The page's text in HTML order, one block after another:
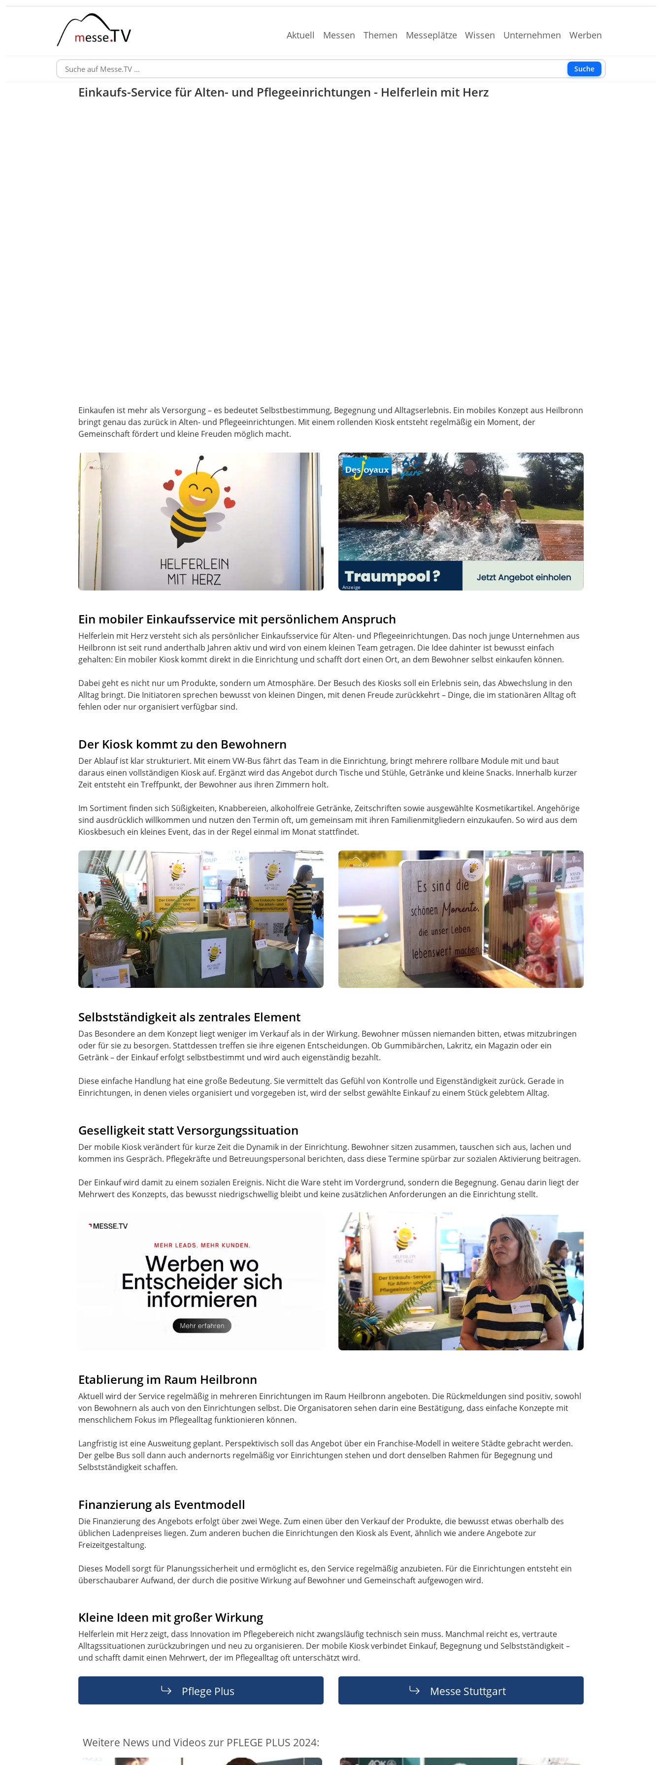
Aktuell Messen Themen Messeplätze Wissen Unternehmen Werben
Suche
Einkaufs-Service für Alten- und Pflegeeinrichtungen - Helferlein mit Herz
Einkaufen ist mehr als Versorgung – es bedeutet Selbstbestimmung, Begegnung und Alltagserlebnis. Ein mobiles Konzept aus Heilbronn
bringt genau das zurück in Alten- und Pflegeeinrichtungen. Mit einem rollenden Kiosk entsteht regelmäßig ein Moment, der
Gemeinschaft fördert und kleine Freuden möglich macht.
Anzeige
Ein mobiler Einkaufsservice mit persönlichem Anspruch
Helferlein mit Herz versteht sich als persönlicher Einkaufsservice für Alten- und Pflegeeinrichtungen. Das noch junge Unternehmen aus
Heilbronn ist seit rund anderthalb Jahren aktiv und wird von einem kleinen Team getragen. Die Idee dahinter ist bewusst einfach
gehalten: Ein mobiler Kiosk kommt direkt in die Einrichtung und schafft dort einen Ort, an dem Bewohner selbst einkaufen können.
Dabei geht es nicht nur um Produkte, sondern um Atmosphäre. Der Besuch des Kiosks soll ein Erlebnis sein, das Abwechslung in den
Alltag bringt. Die Initiatoren sprechen bewusst von kleinen Dingen, mit denen Freude zurückkehrt – Dinge, die im stationären Alltag oft
fehlen oder nur organisiert verfügbar sind.
Der Kiosk kommt zu den Bewohnern
Der Ablauf ist klar strukturiert. Mit einem VW-Bus fährt das Team in die Einrichtung, bringt mehrere rollbare Module mit und baut
daraus einen vollständigen Kiosk auf. Ergänzt wird das Angebot durch Tische und Stühle, Getränke und kleine Snacks. Innerhalb kurzer
Zeit entsteht ein Treffpunkt, der Bewohner aus ihren Zimmern holt.
Im Sortiment finden sich Süßigkeiten, Knabbereien, alkoholfreie Getränke, Zeitschriften sowie ausgewählte Kosmetikartikel. Angehörige
sind ausdrücklich willkommen und nutzen den Termin oft, um gemeinsam mit ihren Familienmitgliedern einzukaufen. So wird aus dem
Kioskbesuch ein kleines Event, das in der Regel einmal im Monat stattfindet.
Selbstständigkeit als zentrales Element
Das Besondere an dem Konzept liegt weniger im Verkauf als in der Wirkung. Bewohner müssen niemanden bitten, etwas mitzubringen
oder für sie zu besorgen. Stattdessen treffen sie ihre eigenen Entscheidungen. Ob Gummibärchen, Lakritz, ein Magazin oder ein
Getränk – der Einkauf erfolgt selbstbestimmt und wird auch eigenständig bezahlt.
Diese einfache Handlung hat eine große Bedeutung. Sie vermittelt das Gefühl von Kontrolle und Eigenständigkeit zurück. Gerade in
Einrichtungen, in denen vieles organisiert und vorgegeben ist, wird der selbst gewählte Einkauf zu einem Stück gelebtem Alltag.
Geselligkeit statt Versorgungssituation
Der mobile Kiosk verändert für kurze Zeit die Dynamik in der Einrichtung. Bewohner sitzen zusammen, tauschen sich aus, lachen und
kommen ins Gespräch. Pflegekräfte und Betreuungspersonal berichten, dass diese Termine spürbar zur sozialen Aktivierung beitragen.
Der Einkauf wird damit zu einem sozialen Ereignis. Nicht die Ware steht im Vordergrund, sondern die Begegnung. Genau darin liegt der
Mehrwert des Konzepts, das bewusst niedrigschwellig bleibt und keine zusätzlichen Anforderungen an die Einrichtung stellt.
Etablierung im Raum Heilbronn
Aktuell wird der Service regelmäßig in mehreren Einrichtungen im Raum Heilbronn angeboten. Die Rückmeldungen sind positiv, sowohl
von Bewohnern als auch von den Einrichtungen selbst. Die Organisatoren sehen darin eine Bestätigung, dass einfache Konzepte mit
menschlichem Fokus im Pflegealltag funktionieren können.
Langfristig ist eine Ausweitung geplant. Perspektivisch soll das Angebot über ein Franchise-Modell in weitere Städte gebracht werden.
Der gelbe Bus soll dann auch andernorts regelmäßig vor Einrichtungen stehen und dort denselben Rahmen für Begegnung und
Selbstständigkeit schaffen.
Finanzierung als Eventmodell
Die Finanzierung des Angebots erfolgt über zwei Wege. Zum einen über den Verkauf der Produkte, die bewusst etwas oberhalb des
üblichen Ladenpreises liegen. Zum anderen buchen die Einrichtungen den Kiosk als Event, ähnlich wie andere Angebote zur
Freizeitgestaltung.
Dieses Modell sorgt für Planungssicherheit und ermöglicht es, den Service regelmäßig anzubieten. Für die Einrichtungen entsteht ein
überschaubarer Aufwand, der durch die positive Wirkung auf Bewohner und Gemeinschaft aufgewogen wird.
Kleine Ideen mit großer Wirkung
Helferlein mit Herz zeigt, dass Innovation im Pflegebereich nicht zwangsläufig technisch sein muss. Manchmal reicht es, vertraute
Alltagssituationen zurückzubringen und neu zu organisieren. Der mobile Kiosk verbindet Einkauf, Begegnung und Selbstständigkeit –
und schafft damit einen Mehrwert, der im Pflegealltag oft unterschätzt wird.
Pflege Plus Messe Stuttgart
Weitere News und Videos zur PFLEGE PLUS 2024: